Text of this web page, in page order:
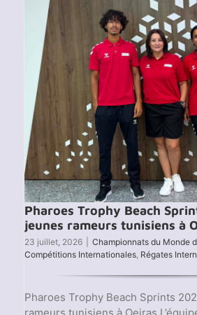
Pharoes Trophy Beach
jeunes rameurs tunisiens à
23 juillet, 2026 Championnats du Monde
Compétitions Internationales, Régates
Pharoes Trophy Beach Sprints